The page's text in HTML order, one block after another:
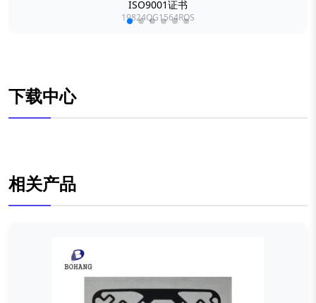
ISO9001证书
19824QG1564ROS
下载中心
相关产品